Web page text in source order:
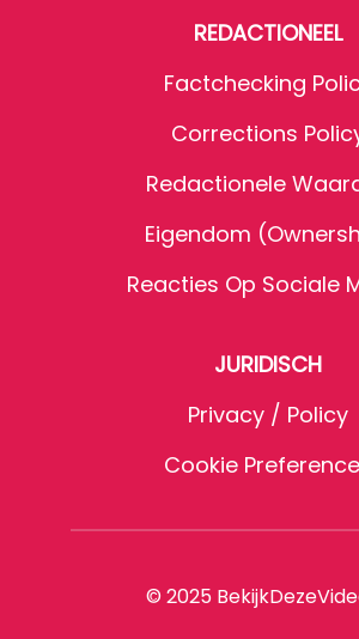
REDACTIONEEL
Factchecking
Corrections
Redactionele
Eigendom
Reacties Op Sociale
JURIDISCH
Privacy / Policy
Cookie
© 2025